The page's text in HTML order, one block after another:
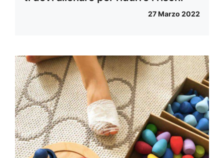
27 Marzo 2022